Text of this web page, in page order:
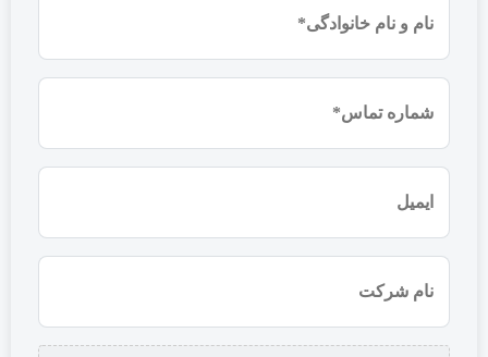
نام
(ضروری)
موبایل
(ضروری)
شرکت